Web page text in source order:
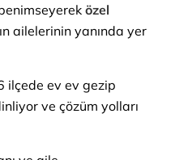
özel
ailelerinin yanında yer
ilçede ev ev gezip
ve çözüm yolları